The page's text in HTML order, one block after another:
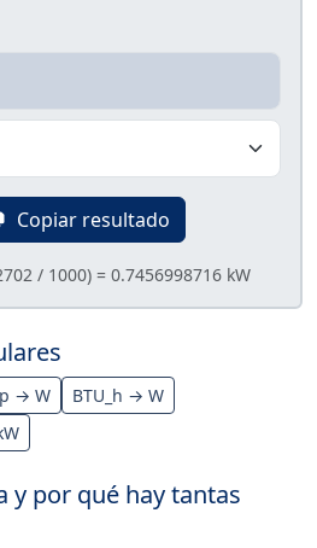
Copiar resultado
/ 1000) = 0.7456998716 kW
→ W
BTU_h → W
y por qué hay tantas